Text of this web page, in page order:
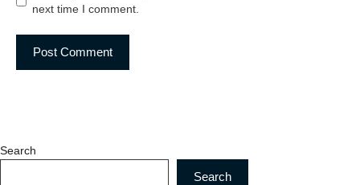
next time I comment.
Search
Search